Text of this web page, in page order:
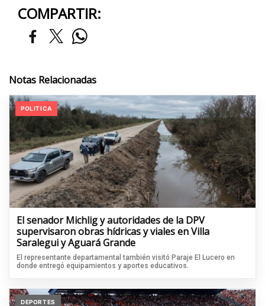
COMPARTIR:
Notas Relacionadas
POLITICA
El senador Michlig y autoridades de la DPV
supervisaron obras hídricas y viales en Villa
Saralegui y Aguará Grande
El representante departamental también visitó Paraje El Lucero en
donde entregó equipamientos y aportes educativos.
DEPORTES